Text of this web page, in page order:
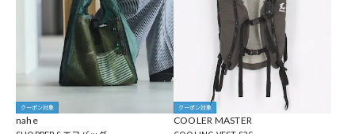
クーポン対象
nahe
クーポン対象
COOLER MASTER